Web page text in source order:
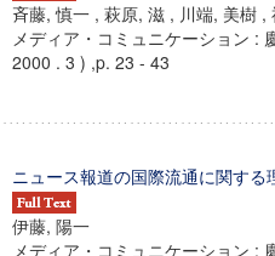
斉藤, 慎一 , 萩原, 滋 , 川端, 美樹
メディア・コミュニケーション :
2000 . 3 ) ,p. 23 - 43
ニュース報道の国際流通に関する
伊藤, 陽一
メディア・コミュニケーション :